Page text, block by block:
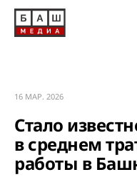
16 МАР. 2026
Стало
в среднем
работы в